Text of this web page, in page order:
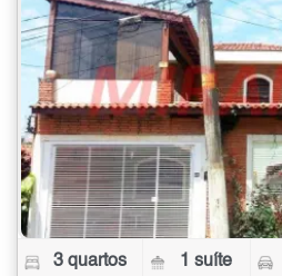
3 quartos 1 suíte